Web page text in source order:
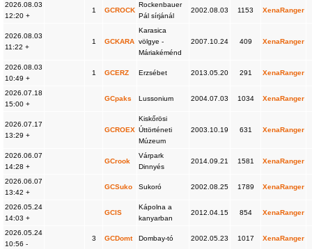
2026.08.03
12:20 +
1 GCROCK
Rockenbauer
Pál sírjánál
2002.08.03 1153 XenaRanger
2026.08.03
11:22 +
1 GCKARA
Karasica
völgye -
Máriakéménd
2007.10.24 409 XenaRanger
2026.08.03
10:49 +
1 GCERZ Erzsébet 2013.05.20 291 XenaRanger
2026.07.18
15:00 +
GCpaks Lussonium 2004.07.03 1034 XenaRanger
2026.07.17
13:29 +
GCROEX
Kiskőrösi
Úttörténeti
Múzeum
2003.10.19 631 XenaRanger
2026.06.07
14:28 +
GCrook
Várpark
Dinnyés
2014.09.21 1581 XenaRanger
2026.06.07
13:42 +
GCSuko Sukoró 2002.08.25 1789 XenaRanger
2026.05.24
14:03 +
GCIS
Kápolna a
kanyarban
2012.04.15 854 XenaRanger
2026.05.24
10:56 -
3 GCDomt Dombay-tó 2002.05.23 1017 XenaRanger